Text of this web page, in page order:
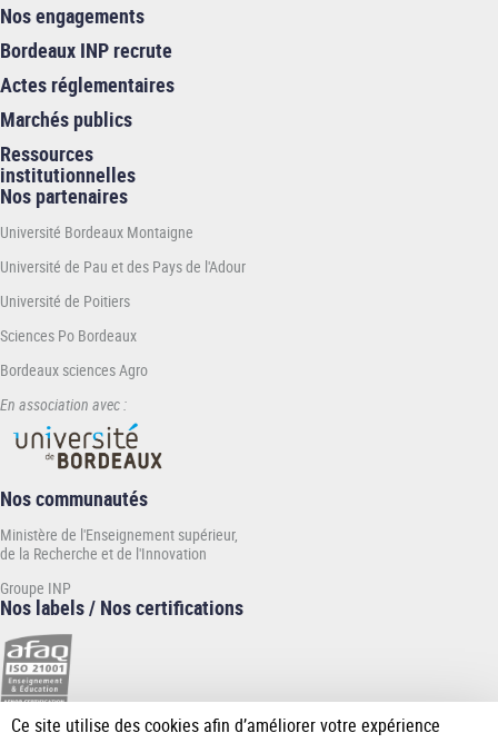
Nos engagements
Bordeaux INP recrute
Actes réglementaires
Marchés publics
Ressources
institutionnelles
Nos partenaires
Université Bordeaux Montaigne
Université de Pau et des Pays de l'Adour
Université de Poitiers
Sciences Po Bordeaux
Bordeaux sciences Agro
En association avec :
Nos communautés
Ministère de l'Enseignement supérieur,
de la Recherche et de l'Innovation
Groupe INP
Nos labels / Nos certifications
Ce site utilise des cookies afin d’améliorer votre expérience